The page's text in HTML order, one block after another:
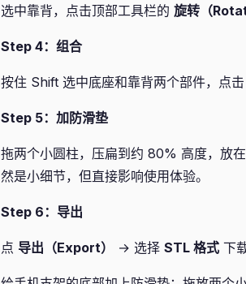
选中靠背，点击顶部工具栏的 旋转（
Step 4：组合
按住 Shift 选中底座和靠背两个部件，点击
Step 5：加防滑垫
拖两个小圆柱，压扁到约 80% 高度，放
然是小细节，但直接影响使用体验。
Step 6：导出
点 导出（Export） → 选择 STL 格式 下